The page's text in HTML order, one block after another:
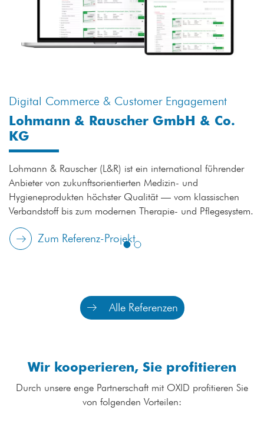
Digital Commerce & Customer Engagement
Lohmann & Rauscher GmbH & Co.
KG
Lohmann & Rauscher (L&R) ist ein international führender
Anbieter von zukunftsorientierten Medizin- und
Hygieneprodukten höchster Qualität — vom klassischen
Verbandstoff bis zum modernen Therapie- und Pflegesystem.
Zum Referenz-Projekt
Alle Referenzen
Wir kooperieren, Sie profitieren
Durch unsere enge Partnerschaft mit OXID profitieren Sie
von folgenden Vorteilen: